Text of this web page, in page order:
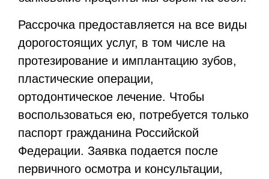
Рассрочка предоставляется на все виды
дорогостоящих услуг, в том числе на
протезирование и имплантацию зубов,
пластические операции,
ортодонтическое лечение. Чтобы
воспользоваться ею, потребуется только
паспорт гражданина Российской
Федерации. Заявка подается после
первичного осмотра и консультации,